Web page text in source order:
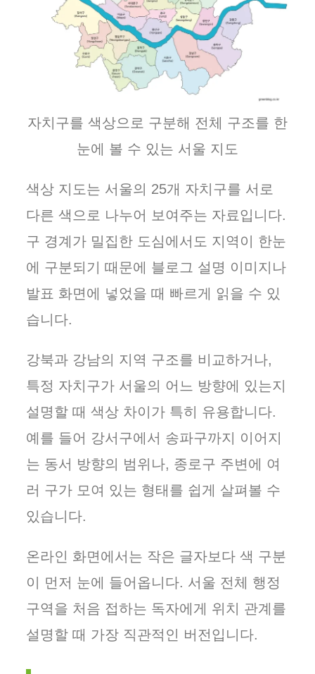
자치구를 색상으로 구분해 전체 구조를 한
눈에 볼 수 있는 서울 지도
색상 지도는 서울의 25개 자치구를 서로
다른 색으로 나누어 보여주는 자료입니다.
구 경계가 밀집한 도심에서도 지역이 한눈
에 구분되기 때문에 블로그 설명 이미지나
발표 화면에 넣었을 때 빠르게 읽을 수 있
습니다.
강북과 강남의 지역 구조를 비교하거나,
특정 자치구가 서울의 어느 방향에 있는지
설명할 때 색상 차이가 특히 유용합니다.
예를 들어 강서구에서 송파구까지 이어지
는 동서 방향의 범위나, 종로구 주변에 여
러 구가 모여 있는 형태를 쉽게 살펴볼 수
있습니다.
온라인 화면에서는 작은 글자보다 색 구분
이 먼저 눈에 들어옵니다. 서울 전체 행정
구역을 처음 접하는 독자에게 위치 관계를
설명할 때 가장 직관적인 버전입니다.